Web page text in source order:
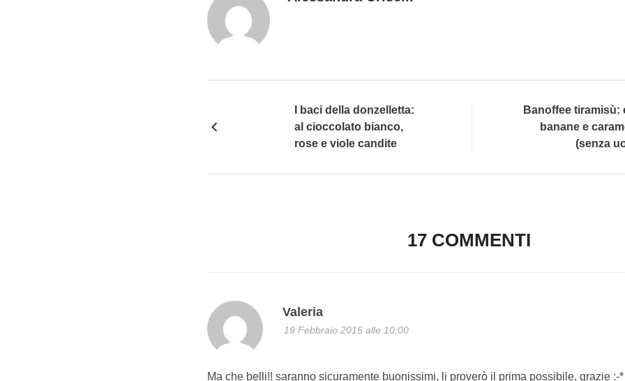
I baci della donzelletta:
al cioccolato bianco,
rose e viole candite
Banoffee tiramisù:
banane e
(senza
17 COMMENTI
Valeria
19 Febbraio 2015 alle 10:00
Ma che belli!! saranno sicuramente buonissimi, li proverò il prima possibile, grazie :-